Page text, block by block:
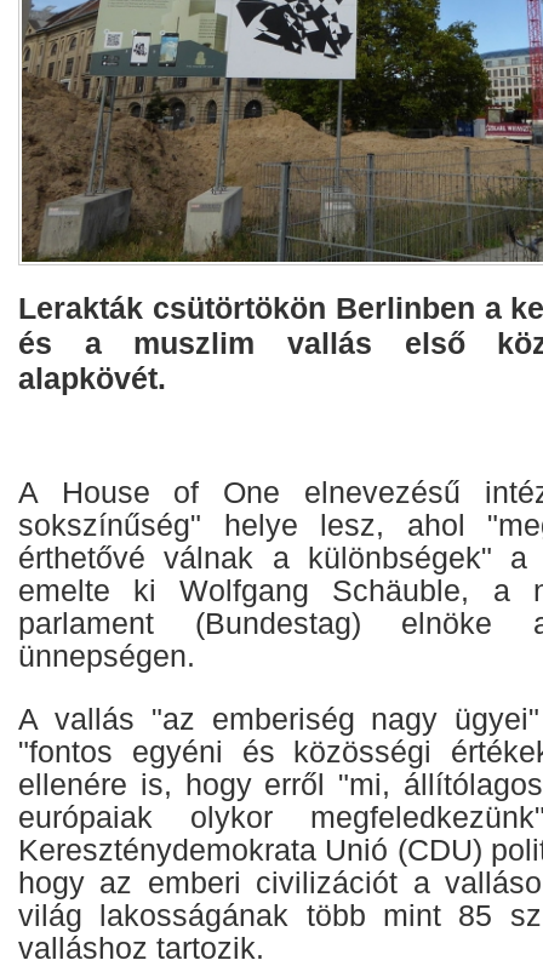
Lerakták csütörtökön Berlinben a
és a muszlim vallás első
alapkövét.
A House of One elnevezésű
sokszínűség" helye lesz, ahol
érthetővé válnak a különbségek"
emelte ki Wolfgang Schäuble, a
parlament (Bundestag) elnöke
ünnepségen.
A vallás "az emberiség nagy
"fontos egyéni és közösségi
ellenére is, hogy erről "mi,
európaiak olykor
Kereszténydemokrata Unió (CDU)
hogy az emberi civilizációt a
világ lakosságának több mint 85
valláshoz tartozik.